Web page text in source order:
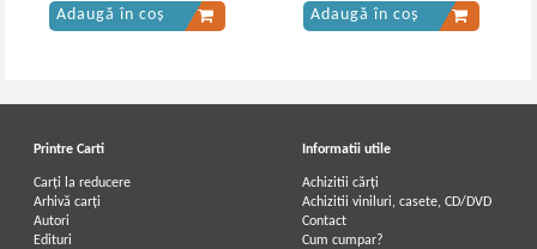
Adaugă în coș Adaugă în coș
Printre Carti
Carți la reducere
Arhivă carți
Autori
Edituri
Informatii utile
Achizitii cărți
Achizitii viniluri, casete, CD/DVD
Contact
Cum cumpar?